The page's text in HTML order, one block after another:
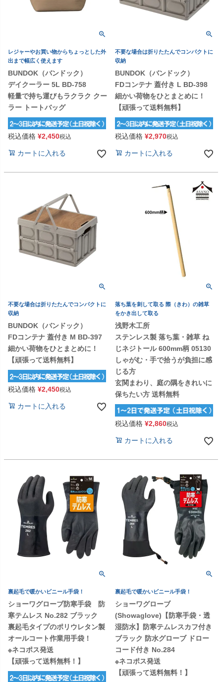
レジャーやお買い物からちょっとした外
出まで幅広く使えます
BUNDOK（バンドック）
デイクーラー 5L BD-758
軽量で持ち運びもラクラク クー
ラー トートバッグ
税込価格 ¥2,450税込
カートに入れる
不要な場合は折りたたんでコンパクトに
収納
BUNDOK（バンドック）
FDコンテナ 蓋付き L BD-398
細かい荷物をひとまとめに！
【頑張って送料無料】
税込価格 ¥2,970税込
カートに入れる
不要な場合は折りたたんでコンパクトに
収納
BUNDOK（バンドック）
FDコンテナ 蓋付き M BD-397
細かい荷物をひとまとめに！
【頑張って送料無料】
税込価格 ¥2,450税込
カートに入れる
落ち葉を刺して取る 際（きわ）の雑草
をかき出して取る
浅野木工所
ステンレス製 落ち葉・雑草 ね
じネジトール 600mm柄 05130
しゃがむ・手で拾うが負担に感
じる方
玄関まわり、庭の隅をきれいに
保ちたい方 送料無料
税込価格 ¥2,860税込
カートに入れる
裏起毛で暖かいビニール手袋！
ショーワグローブ防寒手袋 防
寒テムレス No.282 ブラック
裏起毛タイプのポリウレタン製
オールコート作業用手袋！
※ネコポス発送
【頑張って送料無料！】
裏起毛で暖かいビニール手袋！
ショーワグローブ
(Showaglove)【防寒手袋・透
湿防水】防寒テムレスカフ付き
ブラック 防水グローブ ドロー
コード付き No.284
※ネコポス発送
【頑張って送料無料！】